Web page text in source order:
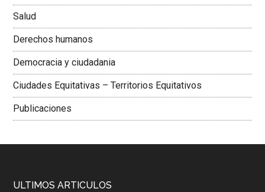
Salud
Derechos humanos
Democracia y ciudadania
Ciudades Equitativas – Territorios Equitativos
Publicaciones
ULTIMOS ARTICULOS